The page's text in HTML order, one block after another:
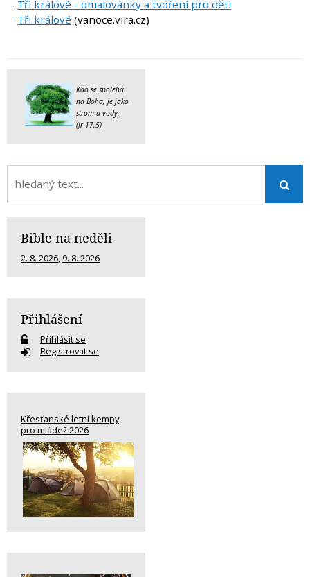
- Tři králové - omalovánky a tvoření pro děti
- Tři králové (vanoce.vira.cz)
Kdo se spoléhá
na Boha, je jako
strom u vody.
(Jr 17,5)
Bible na neděli
2. 8. 2026, 9. 8. 2026
Přihlášení
Přihlásit se
Registrovat se
Křesťanské letní kempy
pro mládež 2026